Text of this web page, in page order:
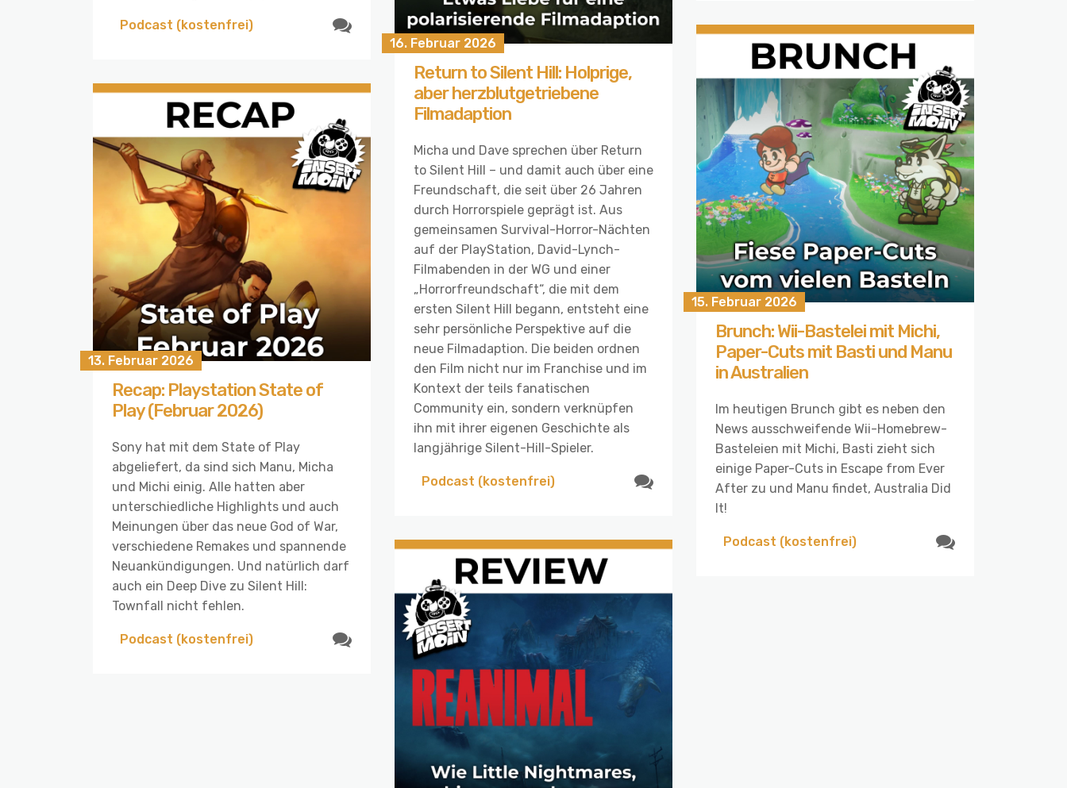
Podcast (kostenfrei)
16. Februar 2026
Return to Silent Hill: Holprige,
aber herzblutgetriebene
Filmadaption
Micha und Dave sprechen über Return
to Silent Hill – und damit auch über eine
Freundschaft, die seit über 26 Jahren
durch Horrorspiele geprägt ist. Aus
gemeinsamen Survival-Horror-Nächten
auf der PlayStation, David-Lynch-
Filmabenden in der WG und einer
„Horrorfreundschaft“, die mit dem
ersten Silent Hill begann, entsteht eine
sehr persönliche Perspektive auf die
neue Filmadaption. Die beiden ordnen
den Film nicht nur im Franchise und im
Kontext der teils fanatischen
Community ein, sondern verknüpfen
ihn mit ihrer eigenen Geschichte als
langjährige Silent-Hill-Spieler.
Podcast (kostenfrei)
15. Februar 2026
Brunch: Wii-Bastelei mit Michi,
Paper-Cuts mit Basti und Manu
in Australien
Im heutigen Brunch gibt es neben den
News ausschweifende Wii-Homebrew-
Basteleien mit Michi, Basti zieht sich
einige Paper-Cuts in Escape from Ever
After zu und Manu findet, Australia Did
It!
Podcast (kostenfrei)
13. Februar 2026
Recap: Playstation State of
Play (Februar 2026)
Sony hat mit dem State of Play
abgeliefert, da sind sich Manu, Micha
und Michi einig. Alle hatten aber
unterschiedliche Highlights und auch
Meinungen über das neue God of War,
verschiedene Remakes und spannende
Neuankündigungen. Und natürlich darf
auch ein Deep Dive zu Silent Hill:
Townfall nicht fehlen.
Podcast (kostenfrei)